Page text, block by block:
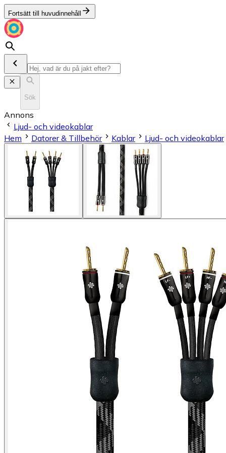
Fortsätt till huvudinnehåll
Sök
Annons
Ljud- och videokablar
Hem
Datorer & Tillbehör Kablar Ljud- och videokablar